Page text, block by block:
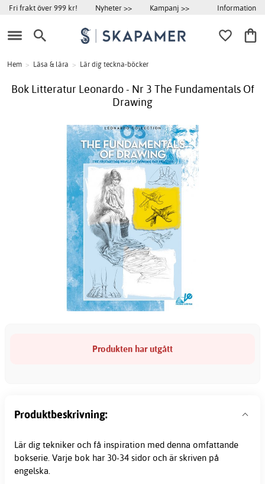
Fri frakt över 999 kr! Nyheter >> Kampanj >> Information
Hem > Läsa & lära > Lär dig teckna-böcker
Bok Litteratur Leonardo - Nr 3 The Fundamentals Of
Drawing
Produkten har utgått
Produktbeskrivning:
Lär dig tekniker och få inspiration med denna omfattande
bokserie. Varje bok har 30-34 sidor och är skriven på
engelska.